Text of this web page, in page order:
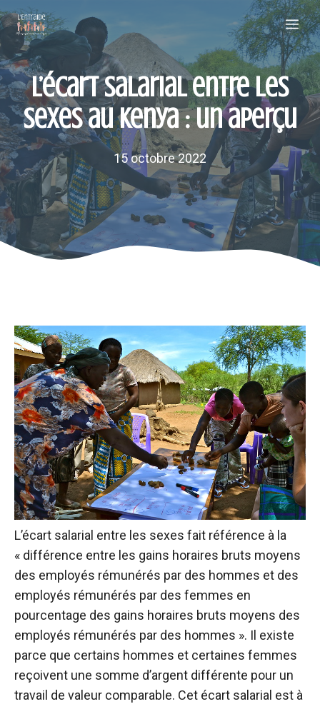
Aller
au
contenu
L’écart salarial entre les
sexes au Kenya : un aperçu
15 octobre 2022
L’écart salarial entre les sexes fait référence à la
« différence entre les gains horaires bruts moyens
des employés rémunérés par des hommes et des
employés rémunérés par des femmes en
pourcentage des gains horaires bruts moyens des
employés rémunérés par des hommes ». Il existe
parce que certains hommes et certaines femmes
reçoivent une somme d’argent différente pour un
travail de valeur comparable. Cet écart salarial est à